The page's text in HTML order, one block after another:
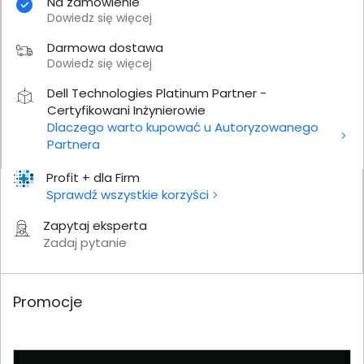
Profit + dla Firm
Sprawdź wszystkie korzyści
Zapytaj eksperta
Zadaj pytanie
Dowiedz się więcej
Darmowa dostawa
Dowiedz się więcej
Dell Technologies Platinum Partner -
Certyfikowani Inżynierowie
Dlaczego warto kupować u Autoryzowanego
Partnera
Promocje